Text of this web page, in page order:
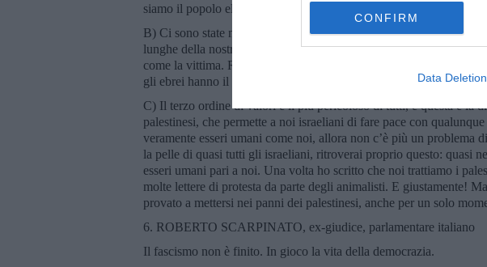
CONFIRM
Data Deletion
siamo il popolo eletto, abbiamo il diritto di fare tutto quello che
B) Ci sono state nella storia delle occupazioni molto più brutali
lunghe della nostra. Ma non c’è mai stata nella storia
come la vittima. Ricordiamoci di Golda Meir, questa premier
gli ebrei hanno il diritto di fare tutto quello che volevano.
C) Il terzo ordine di valori è il più pericoloso di tutti, e questa è la
palestinesi, che permette a noi israeliani di fare pace con
veramente esseri umani come noi, allora non c’è più un problema
la pelle di quasi tutti gli israeliani, ritroverai proprio questo: quasi
esseri umani pari a noi. Una volta ho scritto che noi trattiamo i
molte lettere di protesta da parte degli animalisti. E giustamente!
provato a mettersi nei panni dei palestinesi, anche per un solo
6. ROBERTO SCARPINATO, ex-giudice, parlamentare italiano
Il fascismo non è finito. In gioco la vita della democrazia.